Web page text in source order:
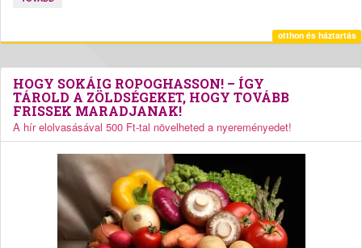
otthon és háztartás
HOGY SOKÁIG ROPOGHASSON! – ÍGY
TÁROLD A ZÖLDSÉGEKET, HOGY TOVÁBB
FRISSEK MARADJANAK!
A hír elolvasásával 500 Ft-tal növelheted a nyereményedet!